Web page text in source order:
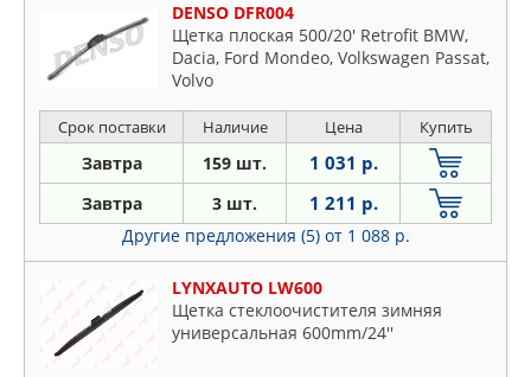
DENSO DFR004
Щетка плоская 500/20' Retrofit BMW,
Dacia, Ford Mondeo, Volkswagen Passat,
Volvo
Срок поставки Наличие Цена Купить
Завтра 159 шт. 1 031 р.
Завтра 3 шт. 1 211 р.
Другие предложения (5) от 1 088 р.
LYNXAUTO LW600
Щетка стеклоочистителя зимняя
универсальная 600mm/24''